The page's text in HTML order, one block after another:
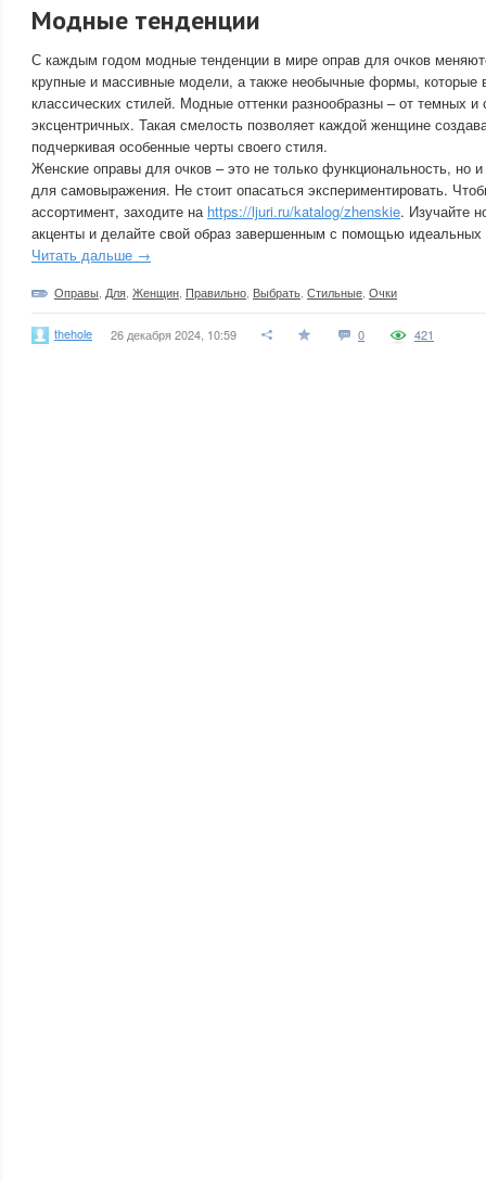
Модные тенденции
С каждым годом модные тенденции в мире оправ для очков
крупные и массивные модели, а также необычные формы, которые
классических стилей. Модные оттенки разнообразны – от темных и
эксцентричных. Такая смелость позволяет каждой женщине
подчеркивая особенные черты своего стиля.
Женские оправы для очков – это не только функциональность, но
для самовыражения. Не стоит опасаться экспериментировать.
ассортимент, заходите на https://ljuri.ru/katalog/zhenskie. Изучайте
акценты и делайте свой образ завершенным с помощью идеальных
Читать дальше →
Оправы Для Женщин Правильно Выбрать Стильные Очки
thehole 26 декабря 2024, 10:59 0 421